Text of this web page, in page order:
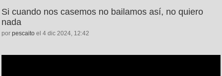
Si cuando nos casemos no bailamos así, no quiero
nada
por pescaito el 4 dic 2024, 12:42